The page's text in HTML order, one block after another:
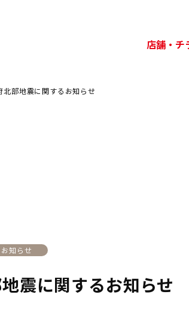
店舗・チ
北部地震に関するお知らせ
お知らせ
震に関するお知らせ